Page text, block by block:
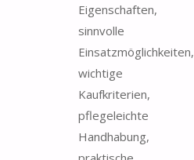
Eigenschaften,
sinnvolle
Einsatzmöglichkeiten,
wichtige
Kaufkriterien,
pflegeleichte
Handhabung,